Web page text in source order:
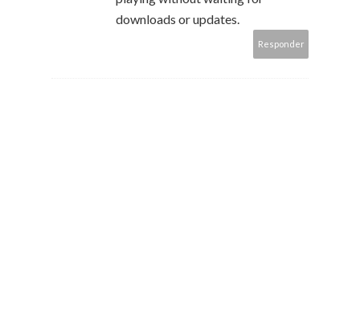
downloads or updates.
Responder